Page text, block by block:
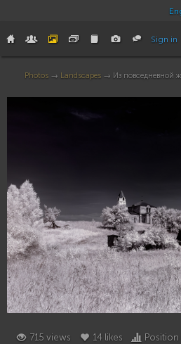
Sign in
Photos → Landscapes → Из повседневной
14
715 views 14 likes Position